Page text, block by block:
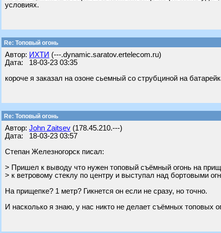
условиях.
Re: Топовый огонь
Автор: ИХТИ (---.dynamic.saratov.ertelecom.ru)
Дата: 18-03-23 03:35
короче я заказал на озоне сьемный со струбциной на
Re: Топовый огонь
Автор: John Zaitsev (178.45.210.---)
Дата: 18-03-23 03:57
Степан Железногорск писал:
> Пришел к выводу что нужен топовый съёмный огонь на
> к ветровому стеклу по центру и выступал над бортовыми
На прищепке? 1 метр? Гикнется он если не сразу, но точно.
И насколько я знаю, у нас никто не делает съёмных топовых